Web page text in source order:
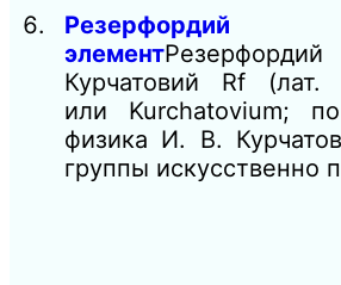
Резерфордий
элемент
Курчатовий Rf (лат.
или Kurchatovium;
физика И. В.
группы искусственно